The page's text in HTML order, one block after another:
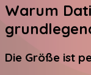
Warum
Die Größe ist